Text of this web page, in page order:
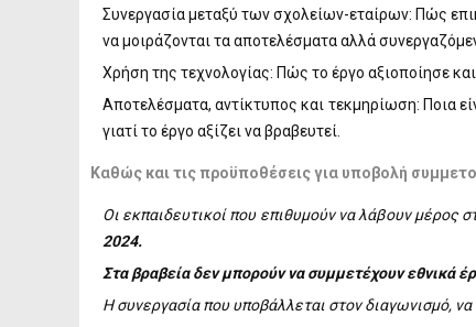
Συνεργασία μεταξύ των σχολείων-εταίρων: Πώς
να μοιράζονται τα αποτελέσματα αλλά
Χρήση της τεχνολογίας: Πώς το έργο αξιοποίησε
Αποτελέσματα, αντίκτυπος και τεκμηρίωση: Ποια
γιατί το έργο αξίζει να βραβευτεί.
Καθώς και τις προϋποθέσεις για υποβολή
Οι εκπαιδευτικοί που επιθυμούν να λάβουν μέρος
2024.
Στα βραβεία δεν μπορούν να συμμετέχουν εθνικά
Η συνεργασία που υποβάλλεται στον διαγωνισμό,